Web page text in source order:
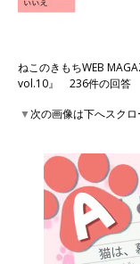
ねこのきもちWEB
vol.10』 236件の回答
▼次の画像は下へスク